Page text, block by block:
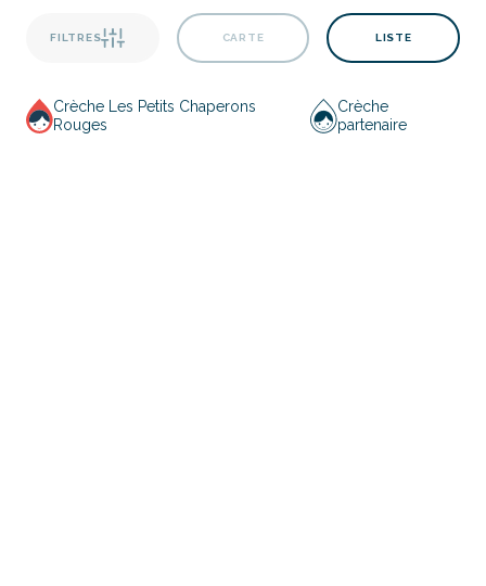
FILTRES CARTE LISTE
Crèche Les Petits Chaperons
Rouges
Crèche
partenaire